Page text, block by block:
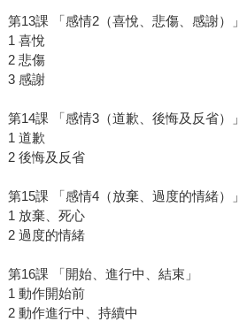
第13課 「感情2（喜悅、悲傷、感謝）」
1 喜悅
2 悲傷
3 感謝
第14課 「感情3（道歉、後悔及反省）」
1 道歉
2 後悔及反省
第15課 「感情4（放棄、過度的情緒）」
1 放棄、死心
2 過度的情緒
第16課 「開始、進行中、結束」
1 動作開始前
2 動作進行中、持續中